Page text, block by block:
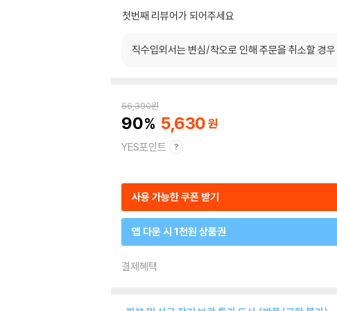
첫번째 리뷰어가 되어주세요
직수입외서는 변심/착오로 인해 주문을 취소할 경우
56,390원
90 5,630
YES포인트
사용 가능한 쿠폰 받기
앱 다운 시 1천원 상품권
결제혜택